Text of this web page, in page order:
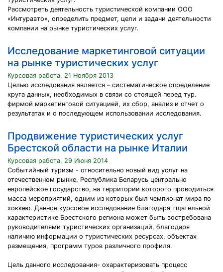
Рассмотреть деятельность туристической компании ООО
«Интуравто», определить предмет, цели и задачи деятельности
компании на рынке туристических услуг.
Исследование маркетинговой ситуации
на рынке туристических услуг
Курсовая работа, 21 Ноября 2013
Целью исследования является – систематическое определение
круга данных, необходимых в связи со стоящей перед тур.
фирмой маркетинговой ситуацией, их сбор, анализ и отчет о
результатах и о последующем использовании исследования.
Продвижение туристических услуг
Брестской области на рынке Италии
Курсовая работа, 29 Июня 2014
Событийный туризм - относительно новый вид услуг на
отечественном рынке. Республика Беларусь центрально
европейское государство, на территории которого проводиться
масса мероприятий, одним из которых был чемпионат мира по
хоккею. Данное курсовое исследование благодаря тщательной
характеристике Брестского региона может быть востребована
руководителями туристических организаций, благодаря
наличию информации о туристических ресурсах, объектах
размещения, программ туров различного профиля.
Цель данного исследования- охарактеризовать процесс